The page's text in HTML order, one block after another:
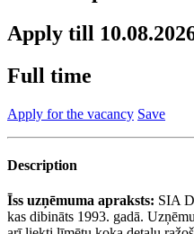
Apply till
Full time
Apply for the vacancy Save
Description
Īss uzņēmuma apraksts: SIA
kas dibināts 1993. gadā.